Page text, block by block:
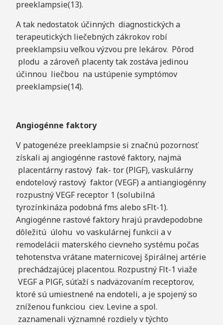
preeklampsie(13).
A tak nedostatok účinných diagnostických a
terapeutických liečebných zákrokov robí
preeklampsiu veľkou výzvou pre lekárov. Pôrod
plodu a zároveň placenty tak zostáva jedinou
účinnou liečbou na ustúpenie symptómov
preeklampsie(14).
Angiogénne faktory
V patogenéze preeklampsie si značnú pozornosť
získali aj angiogénne rastové faktory, najmä
placentárny rastový fak- tor (PlGF), vaskulárny
endotelový rastový faktor (VEGF) a antiangiogénny
rozpustný VEGF receptor 1 (solubilná
tyrozínkináza podobná fms alebo sFlt-1).
Angiogénne rastové faktory hrajú pravdepodobne
dôležitú úlohu vo vaskulárnej funkcii a v
remodelácii materského cievneho systému počas
tehotenstva vrátane maternicovej špirálnej artérie
prechádzajúcej placentou. Rozpustný Flt-1 viaže
VEGF a PlGF, súťaží s nadväzovaním receptorov,
ktoré sú umiestnené na endoteli, a je spojený so
zníženou funkciou ciev. Levine a spol.
zaznamenali významné rozdiely v týchto